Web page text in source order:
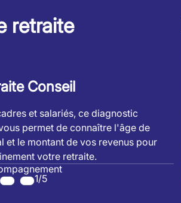
retraite
Conseil
et salariés, ce diagnostic
permet de connaître l'âge de
et le montant de vos revenus pour
votre retraite.
1/5